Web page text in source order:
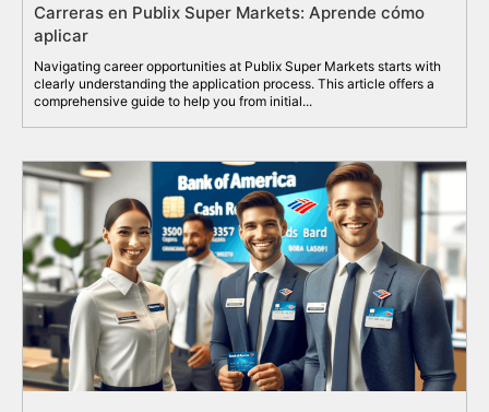
Carreras en Publix Super Markets: Aprende cómo
aplicar
Navigating career opportunities at Publix Super Markets starts with
clearly understanding the application process. This article offers a
comprehensive guide to help you from initial...